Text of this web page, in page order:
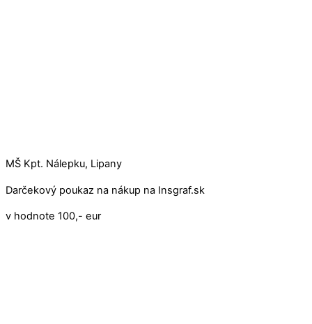
MŠ Kpt. Nálepku, Lipany
Darčekový poukaz na nákup na Insgraf.sk
v hodnote 100,- eur